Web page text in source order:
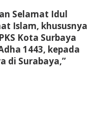
Selamat Idul
Islam, khususnya
Kota Surbaya
1443, kepada
di Surabaya,”